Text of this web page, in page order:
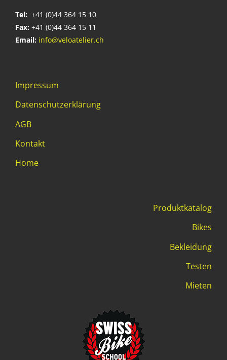
Tel: +41 (0)44 364 15 10
Fax: +41 (0)44 364 15 11
Email: info@veloatelier.ch
Impressum
Datenschutzerklärung
AGB
Kontakt
Home
Produktkatalog
Bikes
Bekleidung
Testen
Mieten